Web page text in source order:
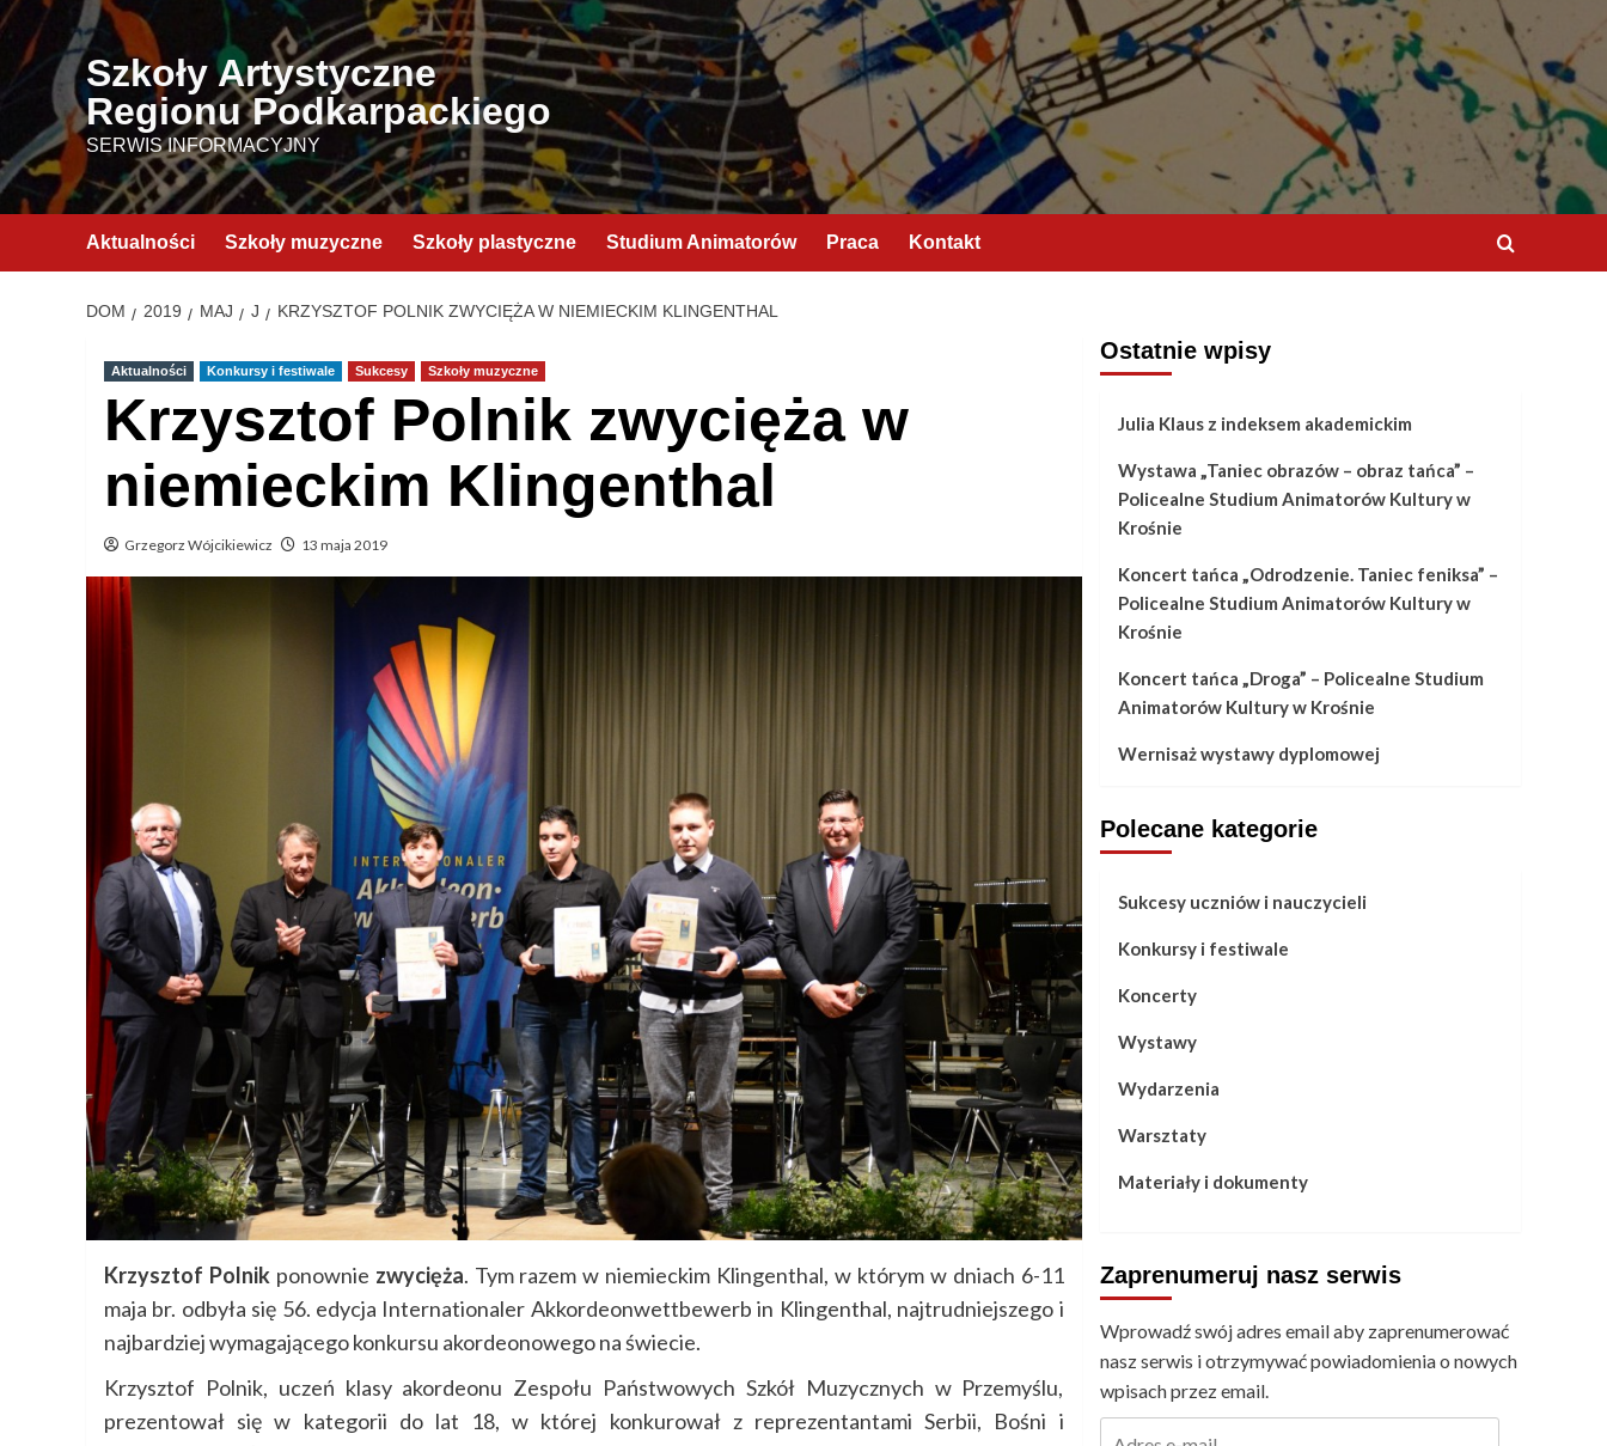
Przejdź
treści
Szkoły Artystyczne
Regionu Podkarpackiego
SERWIS INFORMACYJNY
Aktualności Szkoły muzyczne Szkoły plastyczne Studium Animatorów Praca Kontakt
DOM 2019 MAJ J KRZYSZTOF POLNIK ZWYCIĘŻA W NIEMIECKIM KLINGENTHAL
Aktualności Konkursy i festiwale Sukcesy Szkoły muzyczne
Krzysztof Polnik zwycięża w
niemieckim Klingenthal
Grzegorz Wójcikiewicz 13 maja 2019
Krzysztof Polnik ponownie zwycięża. Tym razem w niemieckim Klingenthal, w którym w dniach 6-11
maja br. odbyła się 56. edycja Internationaler Akkordeonwettbewerb in Klingenthal, najtrudniejszego i
najbardziej wymagającego konkursu akordeonowego na świecie.
Krzysztof Polnik, uczeń klasy akordeonu Zespołu Państwowych Szkół Muzycznych w Przemyślu,
prezentował się w kategorii do lat 18, w której konkurował z reprezentantami Serbii, Bośni i
Ostatnie wpisy
Julia Klaus z indeksem akademickim
Wystawa „Taniec obrazów – obraz tańca” –
Policealne Studium Animatorów Kultury w
Krośnie
Koncert tańca „Odrodzenie. Taniec feniksa” –
Policealne Studium Animatorów Kultury w
Krośnie
Koncert tańca „Droga” – Policealne Studium
Animatorów Kultury w Krośnie
Wernisaż wystawy dyplomowej
Polecane kategorie
Sukcesy uczniów i nauczycieli
Konkursy i festiwale
Koncerty
Wystawy
Wydarzenia
Warsztaty
Materiały i dokumenty
Zaprenumeruj nasz serwis
Wprowadź swój adres email aby zaprenumerować
nasz serwis i otrzymywać powiadomienia o nowych
wpisach przez email.